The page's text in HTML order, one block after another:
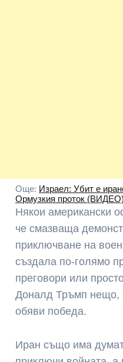
Още: Израел: Убит е
Ормузкия проток (ВИДЕО)
Някои американски
че смазваща
приключване на
създала по-голямо
преговори или
Доналд Тръмп нещо,
обяви победа.
Иран също има